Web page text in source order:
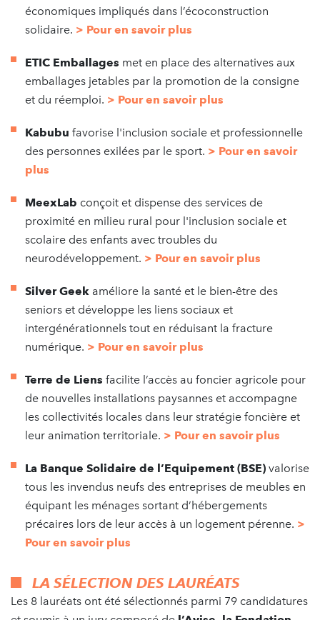
économiques impliqués dans l’écoconstruction
solidaire. > Pour en savoir plus
ETIC Emballages met en place des alternatives aux
emballages jetables par la promotion de la consigne
et du réemploi. > Pour en savoir plus
Kabubu favorise l'inclusion sociale et professionnelle
des personnes exilées par le sport. > Pour en savoir
plus
MeexLab conçoit et dispense des services de
proximité en milieu rural pour l'inclusion sociale et
scolaire des enfants avec troubles du
neurodéveloppement. > Pour en savoir plus
Silver Geek améliore la santé et le bien-être des
seniors et développe les liens sociaux et
intergénérationnels tout en réduisant la fracture
numérique. > Pour en savoir plus
Terre de Liens facilite l’accès au foncier agricole pour
de nouvelles installations paysannes et accompagne
les collectivités locales dans leur stratégie foncière et
leur animation territoriale. > Pour en savoir plus
La Banque Solidaire de l’Equipement (BSE) valorise
tous les invendus neufs des entreprises de meubles en
équipant les ménages sortant d’hébergements
précaires lors de leur accès à un logement pérenne. >
Pour en savoir plus
LA SÉLECTION DES LAURÉATS
Les 8 lauréats ont été sélectionnés parmi 79 candidatures